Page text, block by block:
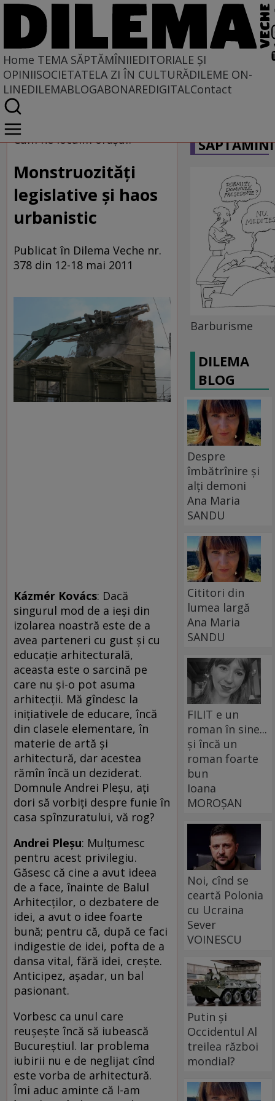
Home TEMA SĂPTĂMÎNIIEDITORIALE ȘI
OPINIISOCIETATELA ZI ÎN CULTURĂDILEME ON-
LINEDILEMABLOGABONAREDIGITALContact
Home
Tema săptămînii
Cum ne locuim orașul?
Monstruozități
legislative și haos
urbanistic
Publicat în Dilema Veche nr.
378 din 12-18 mai 2011
Kázmér Kovács: Dacă
singurul mod de a ieşi din
izolarea noastră este de a
avea parteneri cu gust şi cu
educaţie arhitecturală,
aceasta este o sarcină pe
care nu şi-o pot asuma
arhitecţii. Mă gîndesc la
iniţiativele de educare, încă
din clasele elementare, în
materie de artă şi
arhitectură, dar acestea
rămîn încă un deziderat.
Domnule Andrei Pleşu, aţi
dori să vorbiţi despre funie în
casa spînzuratului, vă rog?
Andrei Pleşu: Mulţumesc
pentru acest privilegiu.
Găsesc că cine a avut ideea
de a face, înainte de Balul
Arhitecţilor, o dezbatere de
idei, a avut o idee foarte
bună; pentru că, după ce faci
indigestie de idei, pofta de a
dansa vital, fără idei, creşte.
Anticipez, aşadar, un bal
pasionant.
Vorbesc ca unul care
reuşeşte încă să iubească
Bucureştiul. Iar problema
iubirii nu e de neglijat cînd
este vorba de arhitectură.
Îmi aduc aminte că l-am
Barburisme
DILEMA
BLOG
Despre
îmbătrînire și
alți demoni
Ana Maria
SANDU
Cititori din
lumea largă
Ana Maria
SANDU
FILIT e un
roman în sine...
și încă un
roman foarte
bun
Ioana
MOROȘAN
Noi, cînd se
ceartă Polonia
cu Ucraina
Sever
VOINESCU
Putin și
Occidentul Al
treilea război
mondial?